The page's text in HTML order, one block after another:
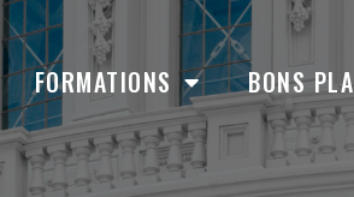
FORMATIONS BONS